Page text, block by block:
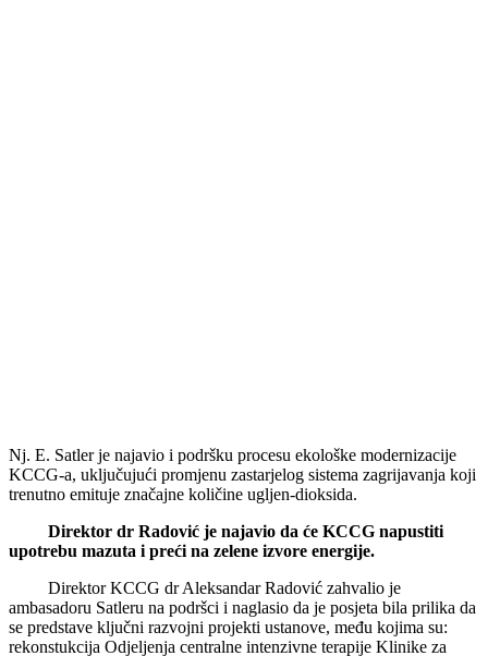
Nj. E. Satler je najavio i podršku procesu ekološke modernizacije
KCCG-a, uključujući promjenu zastarjelog sistema zagrijavanja koji
trenutno emituje značajne količine ugljen-dioksida.
Direktor dr Radović je najavio da će KCCG napustiti
upotrebu mazuta i preći na zelene izvore energije.
Direktor KCCG dr Aleksandar Radović zahvalio je
ambasadoru Satleru na podršci i naglasio da je posjeta bila prilika da
se predstave ključni razvojni projekti ustanove, među kojima su:
rekonstukcija Odjeljenja centralne intenzivne terapije Klinike za